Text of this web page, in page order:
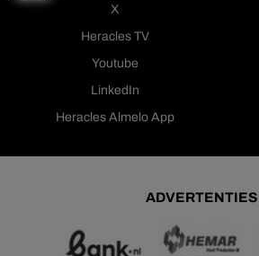
X
Heracles TV
Youtube
LinkedIn
Heracles Almelo App
ADVERTENTIES